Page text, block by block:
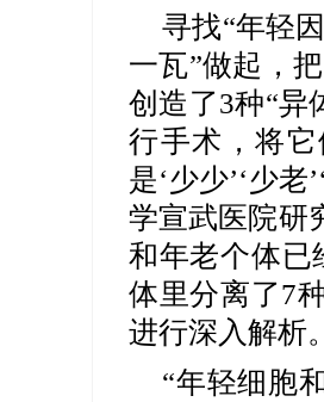
寻找“年轻
一瓦”做起，
创造了3种“异
行手术，将
是‘少少’‘少
学宣武医院研
和年老个体已
体里分离了7
进行深入解析
“年轻细胞